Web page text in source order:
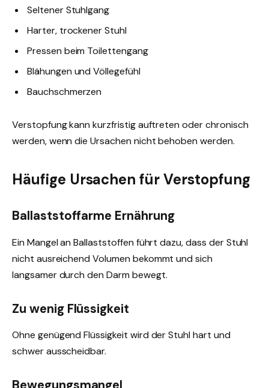
Seltener Stuhlgang
Harter, trockener Stuhl
Pressen beim Toilettengang
Blähungen und Völlegefühl
Bauchschmerzen
Verstopfung kann kurzfristig auftreten oder chronisch
werden, wenn die Ursachen nicht behoben werden.
Häufige Ursachen für Verstopfung
Ballaststoffarme Ernährung
Ein Mangel an Ballaststoffen führt dazu, dass der Stuhl
nicht ausreichend Volumen bekommt und sich
langsamer durch den Darm bewegt.
Zu wenig Flüssigkeit
Ohne genügend Flüssigkeit wird der Stuhl hart und
schwer ausscheidbar.
Bewegungsmangel